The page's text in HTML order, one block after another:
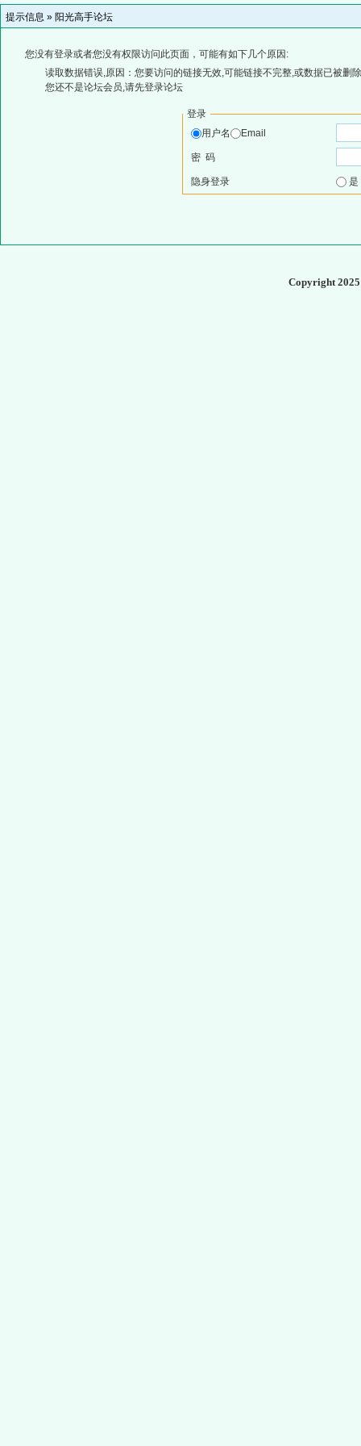
提示信息 » 阳光高手论坛
您没有登录或者您没有权限访问此页面，可能有如下几个原因:
读取数据错误,原因：您要访问的链接无效,可能链接不完整,或数据已被删
您还不是论坛会员,请先登录论坛
登录
用户名
Email
密 码
隐身登录
Copyright